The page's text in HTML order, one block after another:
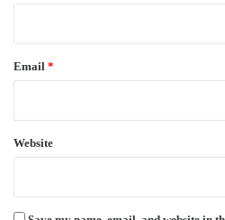
Email *
Website